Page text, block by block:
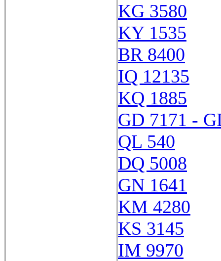
KG 3580
KY 1535
BR 8400
IQ 12135
KQ 1885
GD 7171 -
QL 540
DQ 5008
GN 1641
KM 4280
KS 3145
IM 9970